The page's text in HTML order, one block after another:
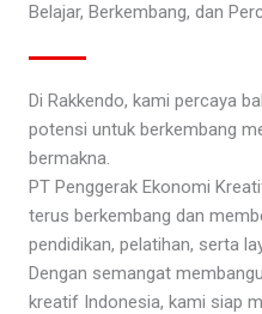
Belajar, Berkembang, dan
Di Rakkendo, kami percaya
potensi untuk berkembang
bermakna.
PT Penggerak Ekonomi
terus berkembang dan
pendidikan, pelatihan, serta
Dengan semangat
kreatif Indonesia, kami siap